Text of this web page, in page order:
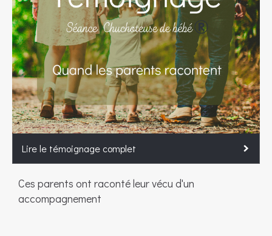
Lire le témoignage complet
Ces parents ont raconté leur vécu d'un
accompagnement